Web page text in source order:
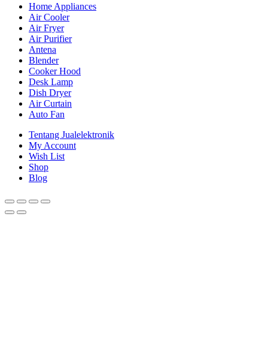
Home Appliances
Air Cooler
Air Fryer
Air Purifier
Antena
Blender
Cooker Hood
Desk Lamp
Dish Dryer
Air Curtain
Auto Fan
Tentang Jualelektronik
My Account
Wish List
Shop
Blog